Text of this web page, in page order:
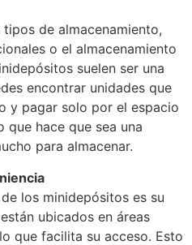
de almacenamiento,
o el almacenamiento
suelen ser una
encontrar unidades que
y pagar solo por el espacio
que hace que sea una
para almacenar.
los minidepósitos es su
ubicados en áreas
que facilita su acceso. Esto